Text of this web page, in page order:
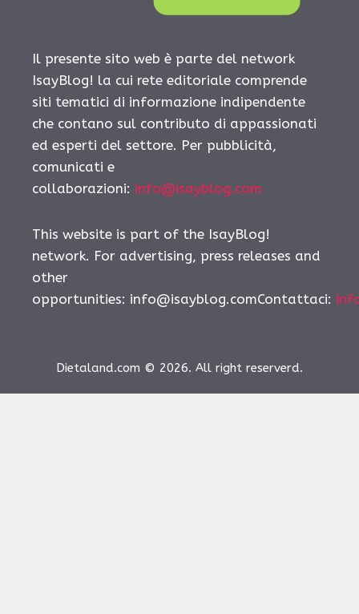
Il presente sito web è parte del network
IsayBlog! la cui rete editoriale comprende
siti tematici di informazione indipendente
che contano sul contributo di appassionati
ed esperti del settore. Per pubblicità,
comunicati e
collaborazioni: info@isayblog.com
This website is part of the IsayBlog!
network. For advertising, press releases and
other
opportunities: info@isayblog.comContattaci:
Dietaland.com © 2026. All right reserverd.